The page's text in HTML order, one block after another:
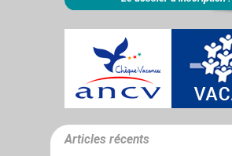
Articles récents